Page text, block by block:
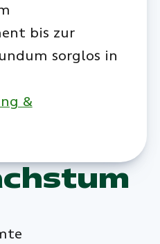
bis zur
sorglos in
&